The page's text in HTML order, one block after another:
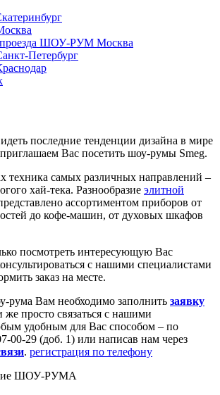
ШОУ-РУМ Москва
Петербург
последние тенденции дизайна в мире
Вас посетить шоу-румы Smeg.
техника самых различных направлений –
хай-тека. Разнообразие элитной
ассортиментом приборов от
до кофе-машин, от духовых шкафов
посмотреть интересующую Вас
с нашими специалистами
заказ на месте.
рума Вам необходимо заполнить заявку
же просто связаться с нашими
удобным для Вас способом – по
00-29 (доб. 1) или написав нам через
. регистрация по телефону
ШОУ-РУМА